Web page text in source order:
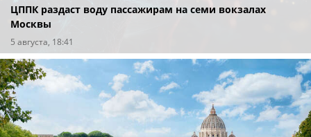
ЦППК раздаст воду пассажирам на семи вокзалах
Москвы
5 августа, 18:41